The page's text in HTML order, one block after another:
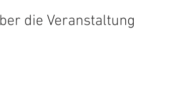
die Veranstaltung